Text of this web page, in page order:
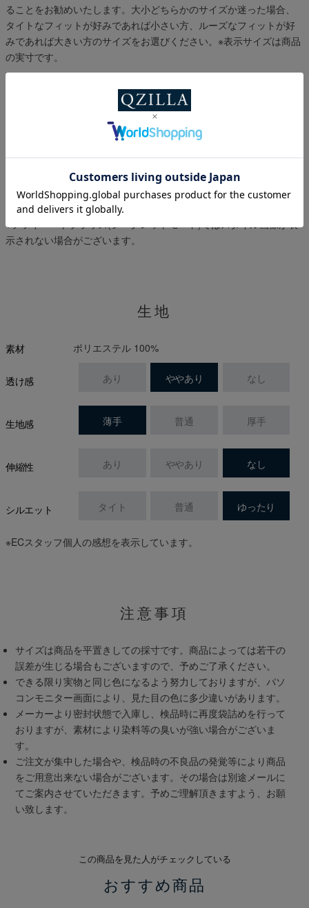
ることをお勧めいたします。大小どちらかのサイズか迷った場合、
タイトなフィットが好みであれば小さい方、ルーズなフィットが好
みであれば大きい方のサイズをお選びください。 ※表示サイズは商品
の実寸です。
スタイル提案
※プライベートブラウズ(シークレットモード)ではスタイル画像が表
示されない場合がございます。
生地
素材 ポリエステル 100%
透け感 あり ややあり なし
生地感 薄手 普通 厚手
伸縮性 あり ややあり なし
シルエット タイト 普通 ゆったり
※ECスタッフ個人の感想を表示しています。
注意事項
サイズは商品を平置きしての採寸です。商品によっては若干の
誤差が生じる場合もございますので、予めご了承ください。
できる限り実物と同じ色になるよう努力しておりますが、パソ
コンモニター画面により、見た目の色に多少違いがあります。
メーカーより密封状態で入庫し、検品時に再度袋詰めを行って
おりますが、素材により染料等の臭いが強い場合がございま
す。
ご注文が集中した場合や、検品時の不良品の発覚等により商品
をご用意出来ない場合がございます。その場合は別途メールに
てご案内させていただきます。予めご理解頂きますよう、お願
い致します。
この商品を見た人がチェックしている
おすすめ商品